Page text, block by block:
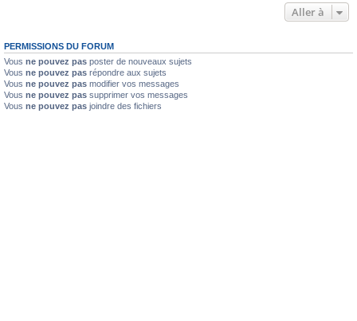
Aller à
PERMISSIONS DU FORUM
Vous ne pouvez pas poster de nouveaux sujets
Vous ne pouvez pas répondre aux sujets
Vous ne pouvez pas modifier vos messages
Vous ne pouvez pas supprimer vos messages
Vous ne pouvez pas joindre des fichiers